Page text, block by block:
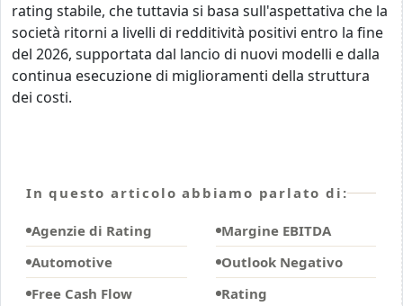
rating stabile, che tuttavia si basa sull'aspettativa che la
società ritorni a livelli di redditività positivi entro la fine
del 2026, supportata dal lancio di nuovi modelli e dalla
continua esecuzione di miglioramenti della struttura
dei costi.
In questo articolo abbiamo parlato di:
Agenzie di Rating
Automotive
Free Cash Flow
Margine EBITDA
Outlook Negativo
Rating